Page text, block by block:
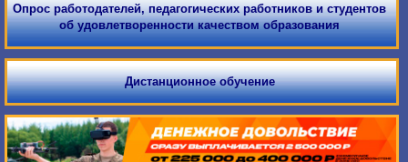
Опрос работодателей, педагогических работников и студентов
об удовлетворенности качеством образования
Дистанционное обучение